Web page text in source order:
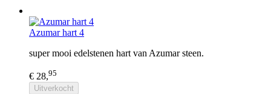
Azumar hart 4
super mooi edelstenen hart van Azumar steen.
€ 28,95
Uitverkocht